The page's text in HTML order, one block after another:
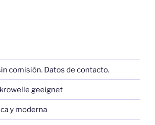
comisión. Datos de contacto.
geeignet
y moderna